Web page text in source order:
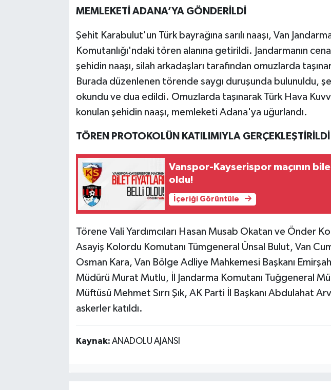
MEMLEKETİ ADANA’YA GÖNDERİLDİ
Şehit Karabulut'un Türk bayrağına sarılı naaşı, Van
Komutanlığı'ndaki tören alanına getirildi. Jandarmanın
şehidin naaşı, silah arkadaşları tarafından omuzlarda
Burada düzenlenen törende saygı duruşunda bulunuldu,
okundu ve dua edildi. Omuzlarda taşınarak Türk Hava
konulan şehidin naaşı, memleketi Adana'ya uğurlandı.
TÖREN PROTOKOLÜN KATILIMIYLA GERÇEKLEŞTİRİLDİ
Vanspor-Kayserispor maçının
oldu!
İçeriği Görüntüle
Törene Vali Yardımcıları Hasan Musab Okatan ve Önder
Asayiş Kolordu Komutanı Tümgeneral Ünsal Bulut, Van
Osman Kara, Van Bölge Adliye Mahkemesi Başkanı
Müdürü Murat Mutlu, İl Jandarma Komutanı Tuğgeneral
Müftüsü Mehmet Sırrı Şık, AK Parti İl Başkanı Abdulahat
askerler katıldı.
Kaynak: ANADOLU AJANSI